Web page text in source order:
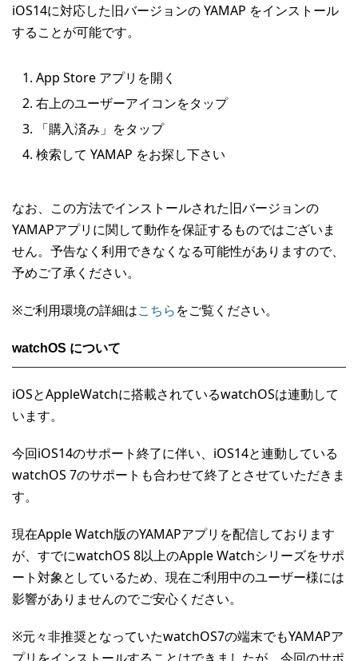
iOS14に対応した旧バージョンの YAMAP をインストール
することが可能です。
App Store アプリを開く
右上のユーザーアイコンをタップ
「購入済み」をタップ
検索して YAMAP をお探し下さい
なお、この方法でインストールされた旧バージョンの
YAMAPアプリに関して動作を保証するものではございま
せん。予告なく利用できなくなる可能性がありますので、
予めご了承ください。
※ご利用環境の詳細はこちらをご覧ください。
watchOS について
iOSとAppleWatchに搭載されているwatchOSは連動して
います。
今回iOS14のサポート終了に伴い、iOS14と連動している
watchOS 7のサポートも合わせて終了とさせていただきま
す。
現在Apple Watch版のYAMAPアプリを配信しております
が、すでにwatchOS 8以上のApple Watchシリーズをサポ
ート対象としているため、現在ご利用中のユーザー様には
影響がありませんのでご安心ください。
※元々非推奨となっていたwatchOS7の端末でもYAMAPア